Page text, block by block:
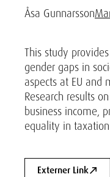
Åsa Gunnarsson
This study
gender gaps in
aspects at EU
Research results
business income,
equality in
Externer Link